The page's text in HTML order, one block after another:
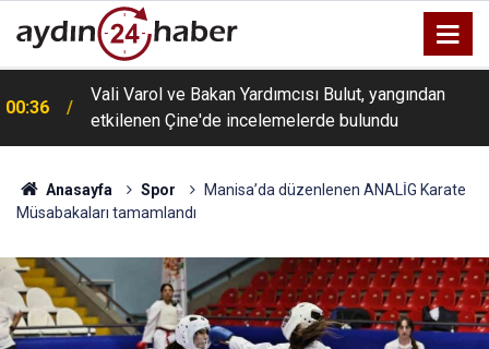
00:36
Vali Varol ve Bakan Yardımcısı Bulut, yangından
etkilenen Çine'de incelemelerde bulundu
Anasayfa Spor
Manisa’da düzenlenen ANALİG Karate
Müsabakaları tamamlandı